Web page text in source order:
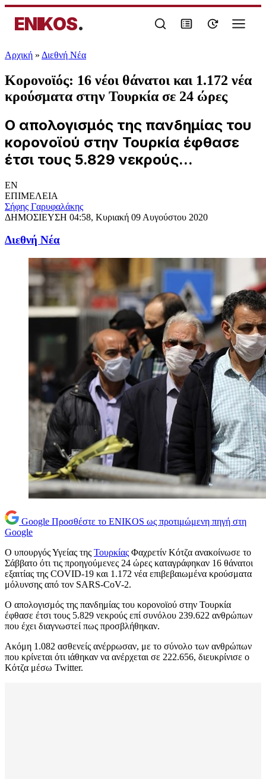
ENIKOS.
Αρχική » Διεθνή Νέα
Κορονοϊός: 16 νέοι θάνατοι και 1.172 νέα
κρούσματα στην Τουρκία σε 24 ώρες
Ο απολογισμός της πανδημίας του
κορονοϊού στην Τουρκία έφθασε
έτσι τους 5.829 νεκρούς...
EN
ΕΠΙΜΕΛΕΙΑ
Σήφης Γαρυφαλάκης
ΔΗΜΟΣΙΕΥΣΗ 04:58, Κυριακή 09 Αυγούστου 2020
Διεθνή Νέα
Google Προσθέστε το ENIKOS ως προτιμώμενη πηγή στη
Google
Ο υπουργός Υγείας της Τουρκίας Φαχρετίν Κότζα ανακοίνωσε το
Σάββατο ότι τις προηγούμενες 24 ώρες καταγράφηκαν 16 θάνατοι
εξαιτίας της COVID-19 και 1.172 νέα επιβεβαιωμένα κρούσματα
μόλυνσης από τον SARS-CoV-2.
Ο απολογισμός της πανδημίας του κορονοϊού στην Τουρκία
έφθασε έτσι τους 5.829 νεκρούς επί συνόλου 239.622 ανθρώπων
που έχει διαγνωστεί πως προσβλήθηκαν.
Ακόμη 1.082 ασθενείς ανέρρωσαν, με το σύνολο των ανθρώπων
που κρίνεται ότι ιάθηκαν να ανέρχεται σε 222.656, διευκρίνισε ο
Κότζα μέσω Twitter.